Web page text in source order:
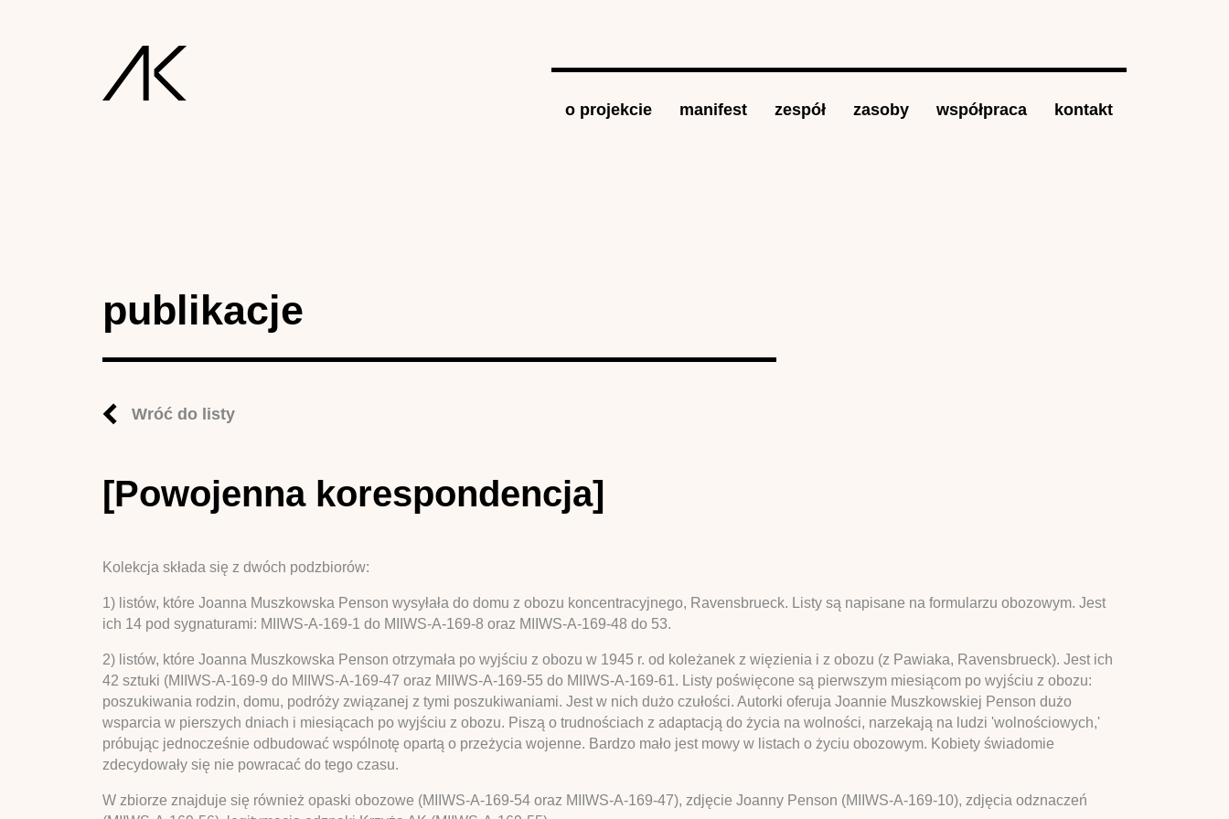
o projekcie manifest zespół zasoby współpraca kontakt
publikacje
Wróć do listy
[Powojenna korespondencja]
Kolekcja składa się z dwóch podzbiorów:
1) listów, które Joanna Muszkowska Penson wysyłała do domu z obozu koncentracyjnego, Ravensbrueck. Listy są napisane na formularzu obozowym. Jest
ich 14 pod sygnaturami: MIIWS-A-169-1 do MIIWS-A-169-8 oraz MIIWS-A-169-48 do 53.
2) listów, które Joanna Muszkowska Penson otrzymała po wyjściu z obozu w 1945 r. od koleżanek z więzienia i z obozu (z Pawiaka, Ravensbrueck). Jest ich
42 sztuki (MIIWS-A-169-9 do MIIWS-A-169-47 oraz MIIWS-A-169-55 do MIIWS-A-169-61. Listy poświęcone są pierwszym miesiącom po wyjściu z obozu:
poszukiwania rodzin, domu, podróży związanej z tymi poszukiwaniami. Jest w nich dużo czułości. Autorki oferuja Joannie Muszkowskiej Penson dużo
wsparcia w pierszych dniach i miesiącach po wyjściu z obozu. Piszą o trudnościach z adaptacją do życia na wolności, narzekają na ludzi 'wolnościowych,'
próbując jednocześnie odbudować wspólnotę opartą o przeżycia wojenne. Bardzo mało jest mowy w listach o życiu obozowym. Kobiety świadomie
zdecydowały się nie powracać do tego czasu.
W zbiorze znajduje się również opaski obozowe (MIIWS-A-169-54 oraz MIIWS-A-169-47), zdjęcie Joanny Penson (MIIWS-A-169-10), zdjęcia odznaczeń